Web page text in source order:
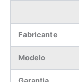
Fabricante
Modelo